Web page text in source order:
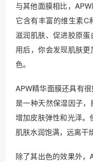
与其他面膜相比，
它含有丰富的维生素C
滋润肌肤、促进胶原
用后，你会发现肌肤
色。
APW精华面膜还具有
是一种天然保湿因子，
增加皮肤弹性和光泽。
肌肤水润饱满，远离干
除了其出色的效果外